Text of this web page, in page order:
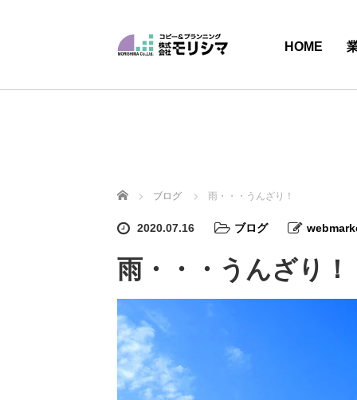
HOME
ホーム ブログ 雨・・・うんざり！
2020.07.16 ブログ
雨・・・うんざり！